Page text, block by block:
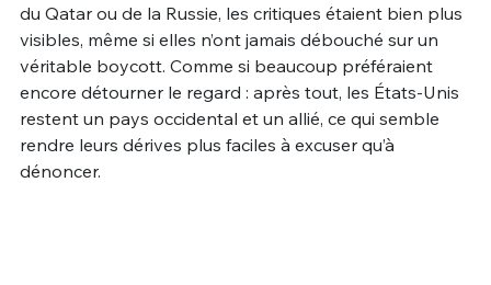
du Qatar ou de la Russie, les critiques étaient bien plus
visibles, même si elles n’ont jamais débouché sur un
véritable boycott. Comme si beaucoup préféraient
encore détourner le regard : après tout, les États-Unis
restent un pays occidental et un allié, ce qui semble
rendre leurs dérives plus faciles à excuser qu’à
dénoncer.